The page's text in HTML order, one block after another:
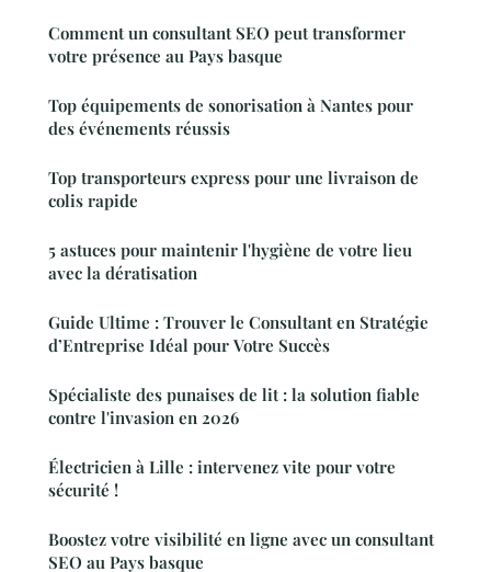
Comment un consultant SEO peut transformer
votre présence au Pays basque
Top équipements de sonorisation à Nantes pour
des événements réussis
Top transporteurs express pour une livraison de
colis rapide
5 astuces pour maintenir l'hygiène de votre lieu
avec la dératisation
Guide Ultime : Trouver le Consultant en Stratégie
d’Entreprise Idéal pour Votre Succès
Spécialiste des punaises de lit : la solution fiable
contre l'invasion en 2026
Électricien à Lille : intervenez vite pour votre
sécurité !
Boostez votre visibilité en ligne avec un consultant
SEO au Pays basque